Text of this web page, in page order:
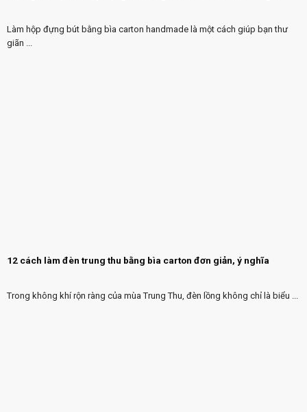
Làm hộp đựng bút bằng bìa carton handmade là một cách giúp bạn thư
giãn ...
12 cách làm đèn trung thu bằng bìa carton đơn giản, ý nghĩa
Trong không khí rộn ràng của mùa Trung Thu, đèn lồng không chỉ là biểu ...